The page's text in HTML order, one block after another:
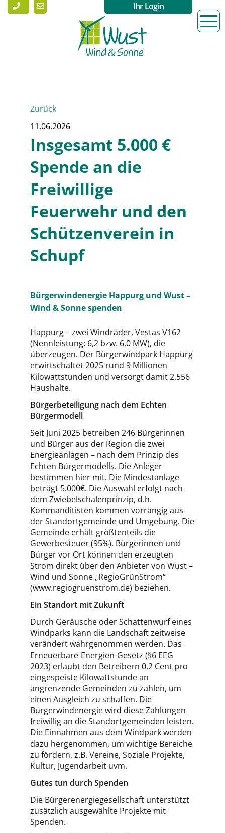
Ihr Login
Zurück
11.06.2026
Insgesamt 5.000 €
Spende an die
Freiwillige
Feuerwehr und den
Schützenverein in
Schupf
Bürgerwindenergie Happurg und Wust –
Wind & Sonne spenden
Happurg – zwei Windräder, Vestas V162
(Nennleistung: 6,2 bzw. 6.0 MW), die
überzeugen. Der Bürgerwindpark Happurg
erwirtschaftet 2025 rund 9 Millionen
Kilowattstunden und versorgt damit 2.556
Haushalte.
Bürgerbeteiligung nach dem Echten
Bürgermodell
Seit Juni 2025 betreiben 246 Bürgerinnen
und Bürger aus der Region die zwei
Energieanlagen – nach dem Prinzip des
Echten Bürgermodells. Die Anleger
bestimmen hier mit. Die Mindestanlage
beträgt 5.000€. Die Auswahl erfolgt nach
dem Zwiebelschalenprinzip, d.h.
Kommanditisten kommen vorrangig aus
der Standortgemeinde und Umgebung. Die
Gemeinde erhält größtenteils die
Gewerbesteuer (95%). Bürgerinnen und
Bürger vor Ort können den erzeugten
Strom direkt über den Anbieter von Wust –
Wind und Sonne „RegioGrünStrom“
(www.regiogruenstrom.de) beziehen.
Ein Standort mit Zukunft
Durch Geräusche oder Schattenwurf eines
Windparks kann die Landschaft zeitweise
verändert wahrgenommen werden. Das
Erneuerbare-Energien-Gesetz (§6 EEG
2023) erlaubt den Betreibern 0,2 Cent pro
eingespeiste Kilowattstunde an
angrenzende Gemeinden zu zahlen, um
einen Ausgleich zu schaffen. Die
Bürgerwindenergie wird diese Zahlungen
freiwillig an die Standortgemeinden leisten.
Die Einnahmen aus dem Windpark werden
dazu hergenommen, um wichtige Bereiche
zu fördern, z.B. Vereine, Soziale Projekte,
Kultur, Jugendarbeit uvm.
Gutes tun durch Spenden
Die Bürgerenergiegesellschaft unterstützt
zusätzlich ausgewählte Projekte mit
Spenden.